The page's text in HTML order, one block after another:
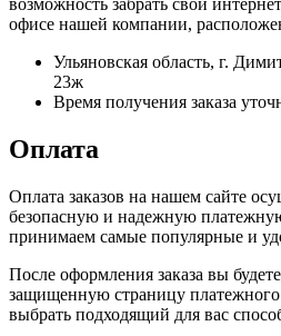
возможность забрать свой
офисе нашей компании,
Ульяновская область, г.
23ж
Время получения заказа
Оплата
Оплата заказов на нашем сайте
безопасную и надежную
принимаем самые популярные и
После оформления заказа вы
защищенную страницу
выбрать подходящий для вас